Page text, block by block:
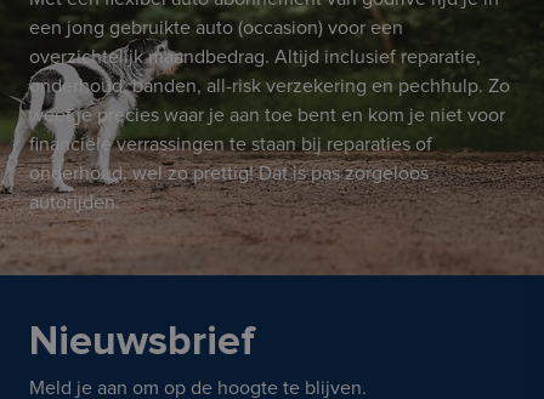
een jong gebruikte auto (occasion) voor een
overzichtelijk maandbedrag. Altijd inclusief reparatie,
onderhoud, banden, all-risk verzekering en pechhulp. Zo
weet je precies waar je aan toe bent en kom je niet voor
financiële verrassingen te staan bij reparaties of
onderhoud, wel zo prettig! Dat is pas zorgeloos
autorijden.
Nieuwsbrief
Meld je aan om op de hoogte te blijven.